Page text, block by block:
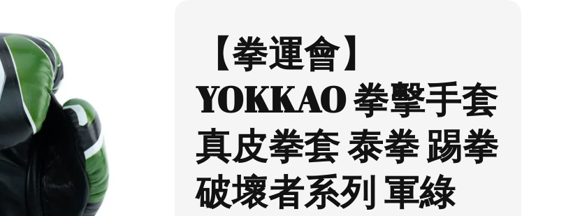
【拳運會】
YOKKAO 拳擊手套
真皮拳套 泰拳 踢拳
破壞者系列 軍綠